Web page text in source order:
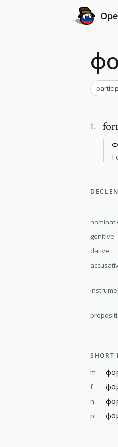
1.
genitive
dative
SHORT
m
f
n
pl